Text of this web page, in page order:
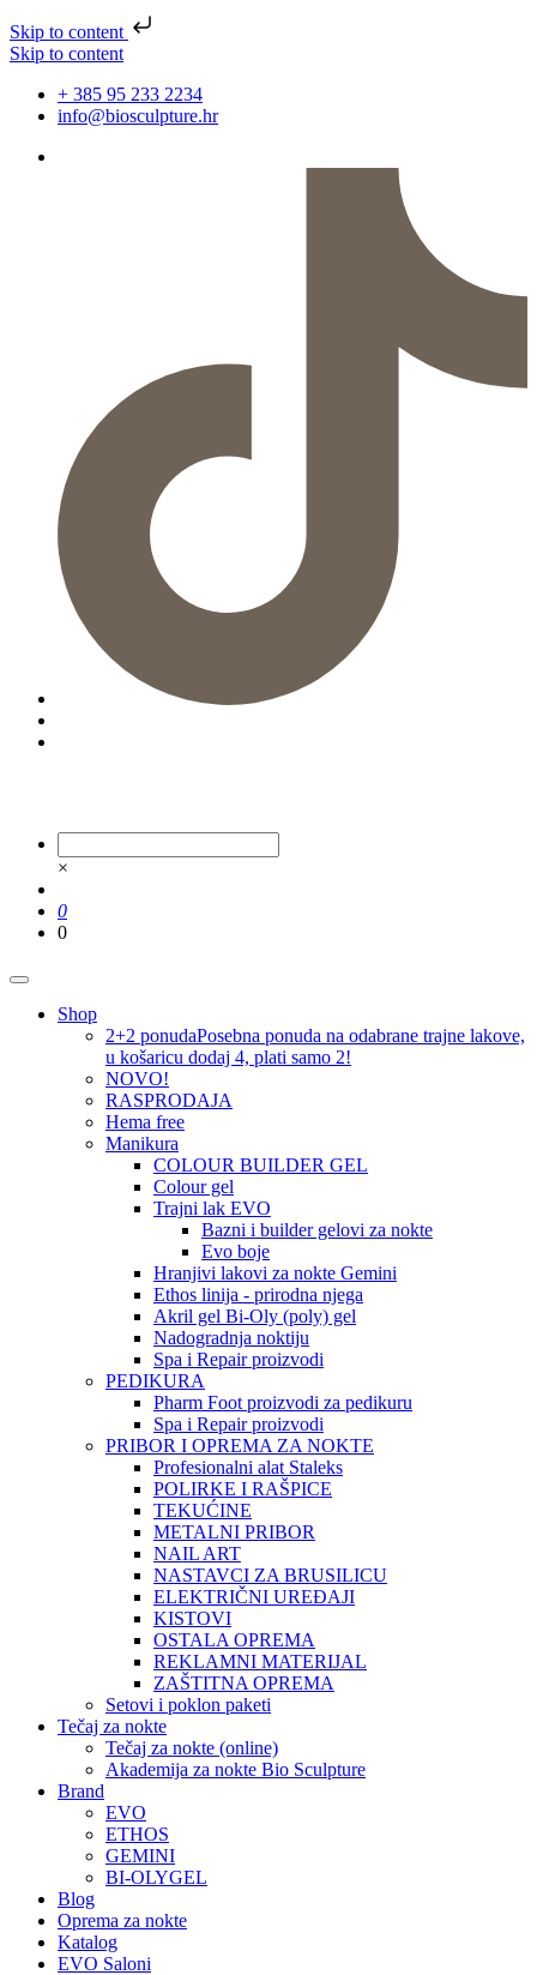
Skip to content
Skip to content
+ 385 95 233 2234
info@biosculpture.hr
×
0
0
Shop
2+2 ponudaPosebna ponuda na odabrane trajne lakove,
u košaricu dodaj 4, plati samo 2!
NOVO!
RASPRODAJA
Hema free
Manikura
COLOUR BUILDER GEL
Colour gel
Trajni lak EVO
Bazni i builder gelovi za nokte
Evo boje
Hranjivi lakovi za nokte Gemini
Ethos linija - prirodna njega
Akril gel Bi-Oly (poly) gel
Nadogradnja noktiju
Spa i Repair proizvodi
PEDIKURA
Pharm Foot proizvodi za pedikuru
Spa i Repair proizvodi
PRIBOR I OPREMA ZA NOKTE
Profesionalni alat Staleks
POLIRKE I RAŠPICE
TEKUĆINE
METALNI PRIBOR
NAIL ART
NASTAVCI ZA BRUSILICU
ELEKTRIČNI UREĐAJI
KISTOVI
OSTALA OPREMA
REKLAMNI MATERIJAL
ZAŠTITNA OPREMA
Setovi i poklon paketi
Tečaj za nokte
Tečaj za nokte (online)
Akademija za nokte Bio Sculpture
Brand
EVO
ETHOS
GEMINI
BI-OLYGEL
Blog
Oprema za nokte
Katalog
EVO Saloni